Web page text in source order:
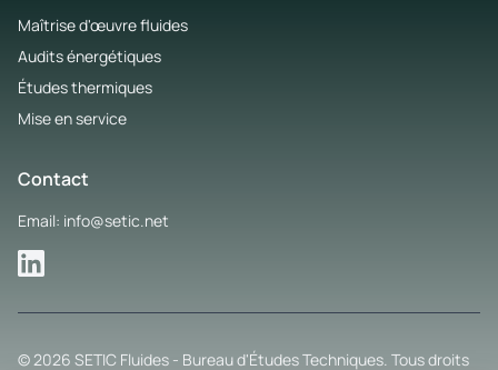
Maîtrise d'œuvre fluides
Audits énergétiques
Études thermiques
Mise en service
Contact
Email: info@setic.net
© 2026 SETIC Fluides - Bureau d'Études Techniques. Tous droits